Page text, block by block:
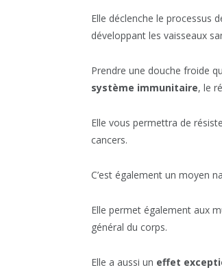
Elle déclenche le processus
développant les vaisseaux
Prendre une douche froide
système immunitaire, le
Elle vous permettra de
cancers.
C’est également un moyen
Elle permet également aux
général du corps.
Elle a aussi un effet